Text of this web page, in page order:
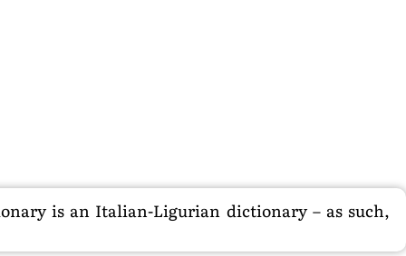
is an Italian-Ligurian dictionary – as such,